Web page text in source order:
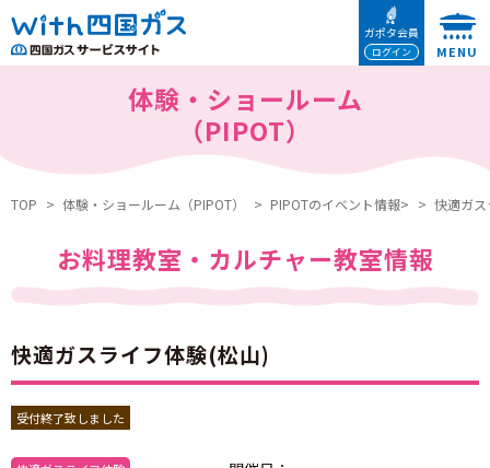
本文へ移動
ガポタ会員
ログイン
体験・ショールーム
（PIPOT）
TOP 体験・ショールーム（PIPOT） PIPOTのイベント情報> 快適ガ
お料理教室・カルチャー教室情報
快適ガスライフ体験(松山)
受付終了致しました